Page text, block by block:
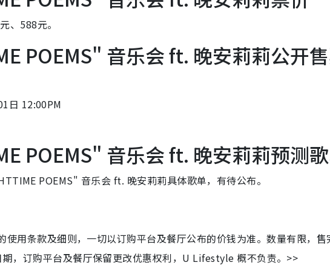
、588元。
POEMS" 音乐会 ft. 晚安莉莉公开
日 12:00PM
POEMS" 音乐会 ft. 晚安莉莉预测
POEMS" 音乐会 ft. 晚安莉莉具体歌单，有待公布。
使用条款及细则，一切以订购平台及餐厅公布的价钱为准。数量有限，售
，订购平台及餐厅保留更改优惠权利，U Lifestyle 概不负责。>>